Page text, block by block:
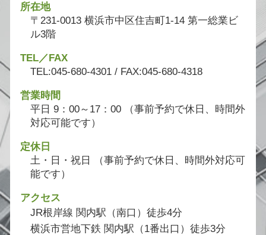
所在地
〒231-0013 横浜市中区住吉町1-14 第一総業ビ
ル3階
TEL／FAX
TEL:045-680-4301 / FAX:045-680-4318
営業時間
平日 9：00～17：00 （事前予約で休日、時間外
対応可能です）
定休日
土・日・祝日 （事前予約で休日、時間外対応可
能です）
アクセス
JR根岸線 関内駅（南口）徒歩4分
横浜市営地下鉄 関内駅（1番出口）徒歩3分